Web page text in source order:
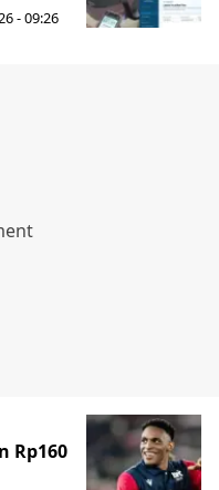
- 09:26
Rp160